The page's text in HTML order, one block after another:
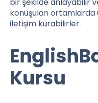
konuşulan ortamlarda
iletişim kurabilirler.
Kursu